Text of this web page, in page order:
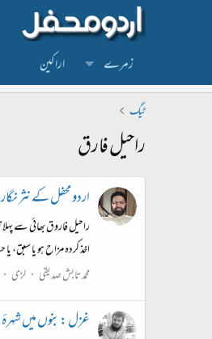
زمرے اراکین
ٹیگ
راحیل فارق
اردو محفل کے نثر
راحیل فاروق بھائی سے
اخذ کردہ مزاح ہو یا
محمد تابش صدیقی
لڑی
غزل : بنوں میں